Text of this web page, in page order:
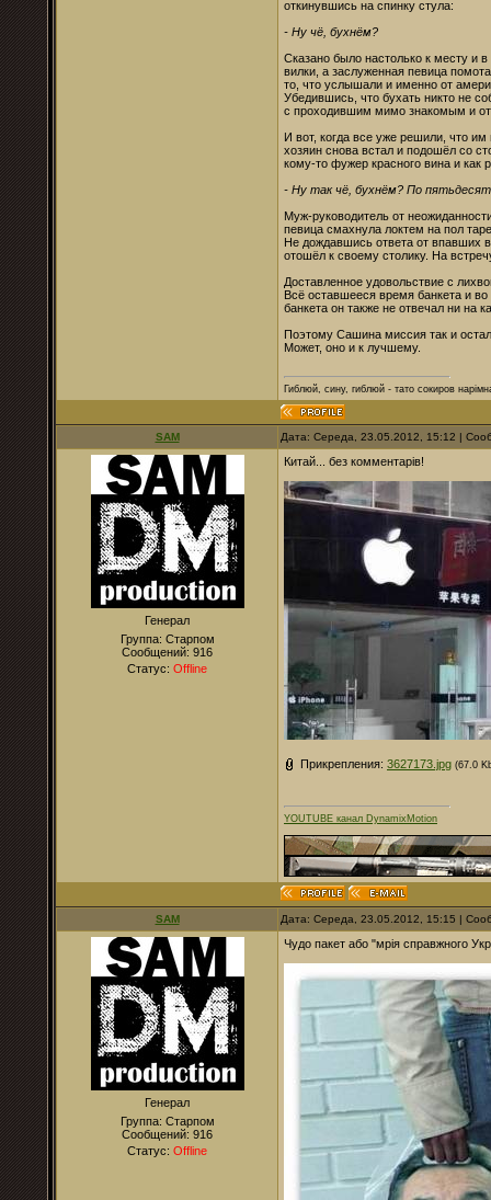
откинувшись на спинку стула:
- Ну чё, бухнём?
Сказано было настолько к месту и
вилки, а заслуженная певица
то, что услышали и именно от
Убедившись, что бухать никто не
с проходившим мимо знакомым и
И вот, когда все уже решили, что
хозяин снова встал и подошёл со
кому-то фужер красного вина и как
- Ну так чё, бухнём? По
Муж-руководитель от
певица смахнула локтем на пол
Не дождавшись ответа от впавших
отошёл к своему столику. На
Доставленное удовольствие с
Всё оставшееся время банкета и во
банкета он также не отвечал ни на
Поэтому Сашина миссия так и
Может, оно и к лучшему.
Гиблюй, сину, гиблюй - тато сокиров
SAM Дата: Середа, 23.05.2012, 15:12 |
Генерал
Группа: Старпом
Сообщений: 916
Статус: Offline
Китай... без комментарів!
Прикрепления: 3627173.jpg (67.0
YOUTUBE канал DynamixMotion
SAM Дата: Середа, 23.05.2012, 15:15 |
Генерал
Группа: Старпом
Сообщений: 916
Статус: Offline
Чудо пакет або "мрія справжного